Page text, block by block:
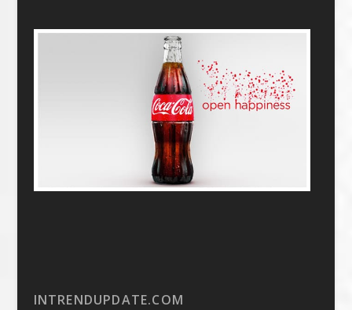
INTRENDUPDATE.COM